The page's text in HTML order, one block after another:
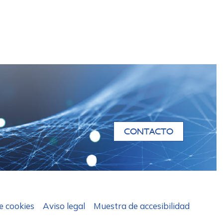
CONTACTO
cookies Aviso legal Muestra de accesibilidad